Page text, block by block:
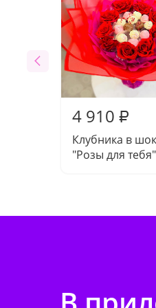
4 910 ₽
Клубника в
"Розы для тебя"